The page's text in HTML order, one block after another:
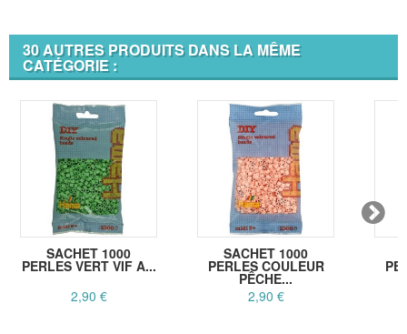
30 AUTRES PRODUITS DANS LA MÊME
CATÉGORIE :
SACHET 1000
PERLES VERT VIF A...
2,90 €
SACHET 1000
PERLES COULEUR
PÊCHE...
2,90 €